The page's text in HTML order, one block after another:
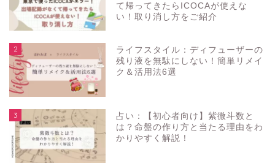
て帰ってきたらICOCAが使えな
い！取り消し方をご紹介
2
ライフスタイル：ディフューザーの
残り液を無駄にしない！簡単リメイ
ク＆活用法6選
3
占い：【初心者向け】紫微斗数と
は？命盤の作り方と当たる理由をわ
かりやすく解説！